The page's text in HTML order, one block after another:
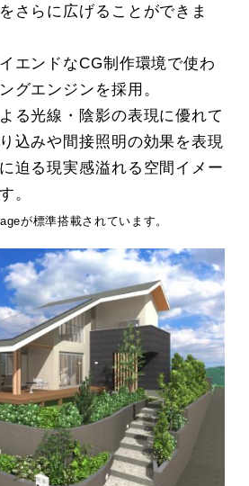
さらに広げることができま
エンドなCG制作環境で使わ
グエンジンを採用。
る光線・陰影の表現に優れて
込みや間接照明の効果を表現
迫る現実感溢れる空間イメー
。
が標準搭載されています。